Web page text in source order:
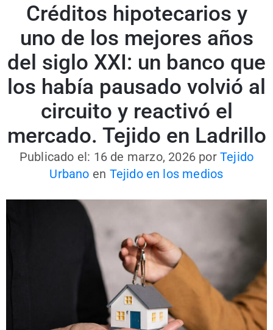
Créditos hipotecarios y
uno de los mejores años
del siglo XXI: un banco que
los había pausado volvió al
circuito y reactivó el
mercado. Tejido en Ladrillo
Publicado el: 16 de marzo, 2026 por Tejido
Urbano en Tejido en los medios